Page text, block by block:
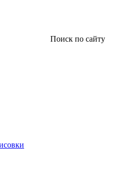
Поиск по сайту